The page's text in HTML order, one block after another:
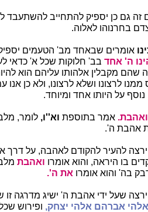
זה גם כן יספיק להתחייב להשתעבד
בחרנוהו לאלוה.
אומרים שבאחד מב' הטעמים
ה' אחד בב' חלוקות שכל א' כדאי
שהם מקבלין אלהותו עליהם הוא
ממנו לרצונו ושלא לרצונו, ולא כן
נוסף על היותו אחד ומיוחד.
אמר בתוספת וא''ו, לומר,
אהבת ה'.
ירצה להעיר להקודם לאהבה, על דרך
בו היראה, והוא אומרו ואהבת
בה' והוא אומרו את ה'.
ירצה שעל ידי אהבת ה' ישיג מדרגה
אלהי אברהם אלהי יצחק, ופירוש